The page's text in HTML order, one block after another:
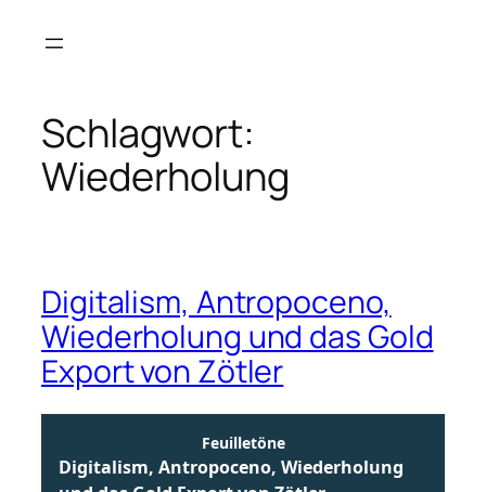
Inhalt
Schlagwort:
Wiederholung
Digitalism, Antropoceno,
Wiederholung und das Gold
Export von Zötler